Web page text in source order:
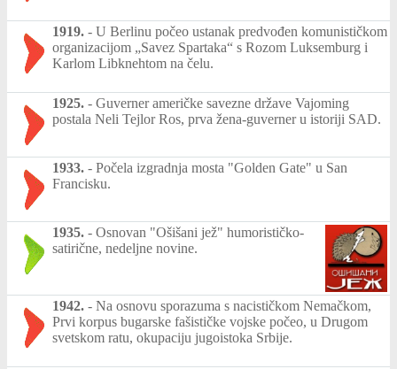
1919. - U Berlinu počeo ustanak predvođen komunističkom
organizacijom „Savez Spartaka“ s Rozom Luksemburg i
Karlom Libknehtom na čelu.
1925. - Guverner američke savezne države Vajoming
postala Neli Tejlor Ros, prva žena-guverner u istoriji SAD.
1933. - Počela izgradnja mosta "Golden Gate" u San
Francisku.
1935. - Osnovan "Ošišani jež" humorističko-
satirične, nedeljne novine.
1942. - Na osnovu sporazuma s nacističkom Nemačkom,
Prvi korpus bugarske fašističke vojske počeo, u Drugom
svetskom ratu, okupaciju jugoistoka Srbije.